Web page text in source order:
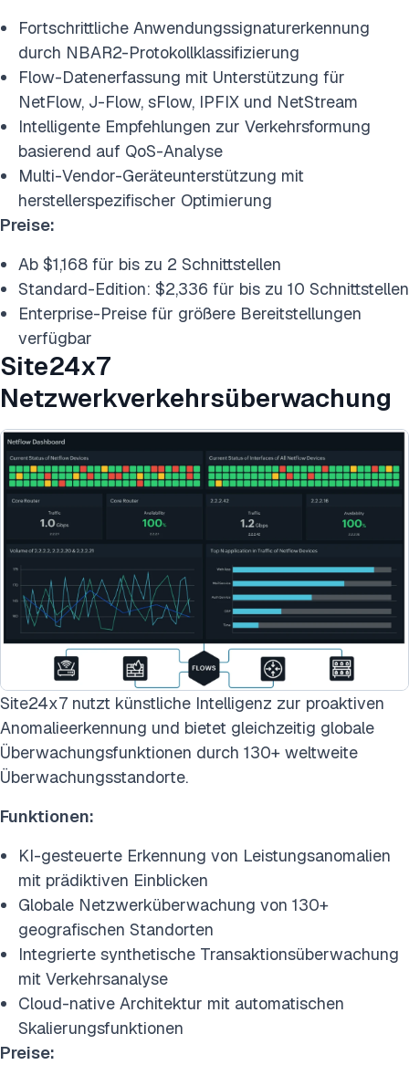
Fortschrittliche Anwendungssignaturerkennung
durch NBAR2-Protokollklassifizierung
Flow-Datenerfassung mit Unterstützung für
NetFlow, J-Flow, sFlow, IPFIX und NetStream
Intelligente Empfehlungen zur Verkehrsformung
basierend auf QoS-Analyse
Multi-Vendor-Geräteunterstützung mit
herstellerspezifischer Optimierung
Preise:
Ab $1,168 für bis zu 2 Schnittstellen
Standard-Edition: $2,336 für bis zu 10 Schnittstellen
Enterprise-Preise für größere Bereitstellungen
verfügbar
Site24x7
Netzwerkverkehrsüberwachung
Site24x7 nutzt künstliche Intelligenz zur proaktiven
Anomalieerkennung und bietet gleichzeitig globale
Überwachungsfunktionen durch 130+ weltweite
Überwachungsstandorte.
Funktionen:
KI-gesteuerte Erkennung von Leistungsanomalien
mit prädiktiven Einblicken
Globale Netzwerküberwachung von 130+
geografischen Standorten
Integrierte synthetische Transaktionsüberwachung
mit Verkehrsanalyse
Cloud-native Architektur mit automatischen
Skalierungsfunktionen
Preise: